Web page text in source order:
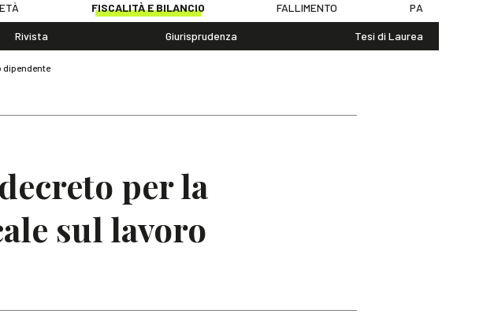
FISCALITÀ E BILANCIO FALLIMENTO PA
Rivista Giurisprudenza Tesi di Laurea
dipendente
per la
sul lavoro